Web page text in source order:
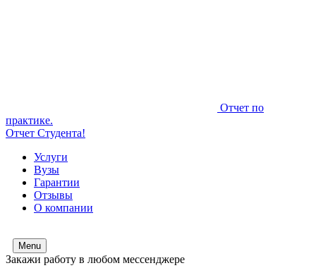
Отчет по
практике.
Отчет Студента!
Услуги
Вузы
Гарантии
Отзывы
О компании
Menu
Закажи работу в любом мессенджере